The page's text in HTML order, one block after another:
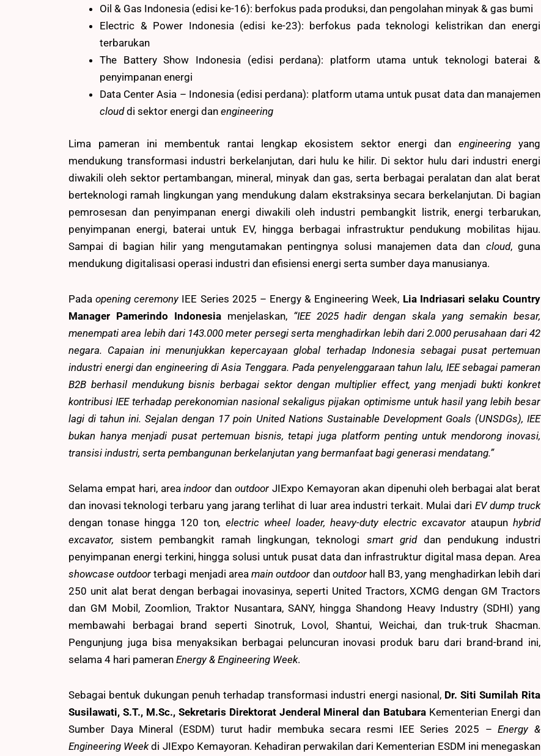
Oil & Gas Indonesia (edisi ke-16): berfokus pada produksi, dan pengolahan minyak & gas bumi
Electric & Power Indonesia (edisi ke-23): berfokus pada teknologi kelistrikan dan energi
terbarukan
The Battery Show Indonesia (edisi perdana): platform utama untuk teknologi baterai &
penyimpanan energi
Data Center Asia – Indonesia (edisi perdana): platform utama untuk pusat data dan manajemen
clouddi sektor energi dan engineering
Lima pameran ini membentuk rantai lengkap ekosistem sektor energi danengineering yang
mendukung transformasi industri berkelanjutan, dari hulu ke hilir. Di sektor hulu dari industri energi
diwakili oleh sektor pertambangan, mineral, minyak dan gas, serta berbagai peralatan dan alat berat
berteknologi ramah lingkungan yang mendukung dalam ekstraksinya secara berkelanjutan. Di bagian
pemrosesan dan penyimpanan energi diwakili oleh industri pembangkit listrik, energi terbarukan,
penyimpanan energi, baterai untuk EV, hingga berbagai infrastruktur pendukung mobilitas hijau.
Sampai di bagian hilir yang mengutamakan pentingnya solusi manajemen data dan cloud, guna
mendukung digitalisasi operasi industri dan efisiensi energi serta sumber daya manusianya.
Padaopening ceremonyIEE Series 2025 – Energy & Engineering Week, Lia Indriasari selaku Country
Manager Pamerindo Indonesiamenjelaskan, “IEE 2025 hadir dengan skala yang semakin besar,
menempati area lebih dari 143.000 meter persegi serta menghadirkan lebih dari 2.000 perusahaan dari 42
negara. Capaian ini menunjukkan kepercayaan global terhadap Indonesia sebagai pusat pertemuan
industri energi dan engineering di Asia Tenggara. Pada penyelenggaraan tahun lalu, IEE sebagai pameran
B2B berhasil mendukung bisnis berbagai sektor dengan multiplier effect, yang menjadi bukti konkret
kontribusi IEE terhadap perekonomian nasional sekaligus pijakan optimisme untuk hasil yang lebih besar
lagi di tahun ini. Sejalan dengan 17 poin United Nations Sustainable Development Goals (UNSDGs), IEE
bukan hanya menjadi pusat pertemuan bisnis, tetapi juga platform penting untuk mendorong inovasi,
transisi industri, serta pembangunan berkelanjutan yang bermanfaat bagi generasi mendatang.”
Selama empat hari, areaindoor danoutdoor JIExpo Kemayoran akan dipenuhi oleh berbagai alat berat
dan inovasi teknologi terbaru yang jarang terlihat di luar area industri terkait. Mulai dari EV dump truck
dengan tonase hingga 120 ton, electric wheel loader, heavy-duty electric excavator ataupun hybrid
excavator, sistem pembangkit ramah lingkungan, teknologi smart griddan pendukung industri
penyimpanan energi terkini, hingga solusi untuk pusat data dan infrastruktur digital masa depan. Area
showcase outdoor terbagi menjadi areamain outdoor dan outdoor hall B3, yang menghadirkan lebih dari
250 unit alat berat dengan berbagai inovasinya, seperti United Tractors, XCMG dengan GM Tractors
dan GM Mobil, Zoomlion, Traktor Nusantara, SANY, hingga Shandong Heavy Industry (SDHI) yang
membawahi berbagai brand seperti Sinotruk, Lovol, Shantui, Weichai, dan truk-truk Shacman.
Pengunjung juga bisa menyaksikan berbagai peluncuran inovasi produk baru dari brand-brand ini,
selama 4 hari pameran Energy & Engineering Week.
Sebagai bentuk dukungan penuh terhadap transformasi industri energi nasional, Dr. Siti Sumilah Rita
Susilawati, S.T., M.Sc., Sekretaris Direktorat Jenderal Mineral dan Batubara Kementerian Energi dan
Sumber Daya Mineral (ESDM) turut hadir membuka secara resmi IEE Series 2025 –Energy &
Engineering Weekdi JIExpo Kemayoran. Kehadiran perwakilan dari Kementerian ESDM ini menegaskan